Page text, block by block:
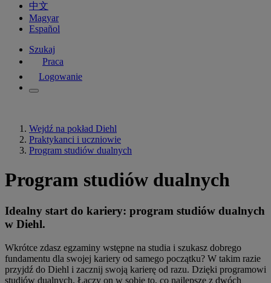
中文
Magyar
Español
Szukaj
Praca
Logowanie
Wejdź na pokład Diehl
Praktykanci i uczniowie
Program studiów dualnych
Program studiów dualnych
Idealny start do kariery: program studiów dualnych
w Diehl.
Wkrótce zdasz egzaminy wstępne na studia i szukasz dobrego
fundamentu dla swojej kariery od samego początku? W takim razie
przyjdź do Diehl i zacznij swoją karierę od razu. Dzięki programowi
studiów dualnych. Łączy on w sobie to, co najlepsze z dwóch